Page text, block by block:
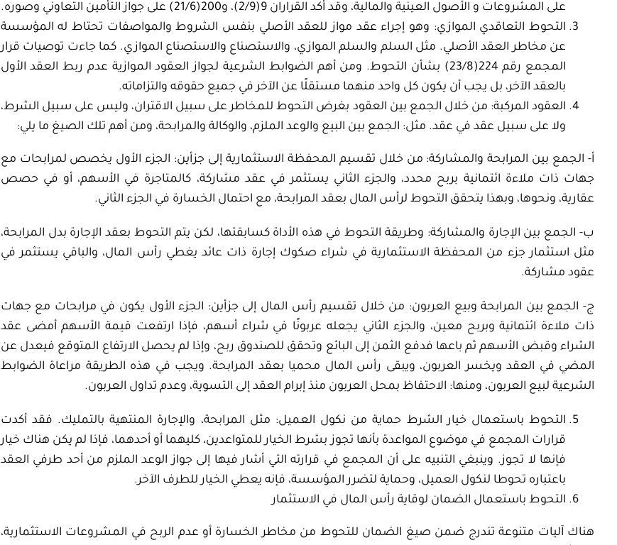
على المشروعات و الأصول العينية والمالية، وقد أكد القراران 9(2/9)، و200(21/6) على جواز التأمين التعاوني وصوره.
التحوط التعاقدي الموازي: وهو إجراء عقد مواز للعقد الأصلي بنفس الشروط والمواصفات تحتاط له المؤسسة
عن مخاطر العقد الأصلي. مثل السلم والسلم الموازي، والاستصناع والاستصناع الموازي. كما جاءت توصيات قرار
المجمع رقم 224(23/8) بشأن التحوط. ومن أهم الضوابط الشرعية لجواز العقود الموازية عدم ربط العقد الأول
بالعقد الآخر، بل يجب أن يكون كل واحد منهما مستقلًا عن الآخر في جميع حقوقه والتزاماته.
العقود المركبة: من خلال الجمع بين العقود بغرض التحوط للمخاطر على سبيل الاقتران، وليس على سبيل الشرط،
ولا على سبيل عقد في عقد. مثل: الجمع بين البيع والوعد الملزم، والوكالة والمرابحة، ومن أهم تلك الصيغ ما يلي:
أ- الجمع بين المرابحة والمشاركة: من خلال تقسيم المحفظة الاستثمارية إلى جزأين: الجزء الأول يخصص لمرابحات مع
جهات ذات ملاءة ائتمانية بربح محدد، والجزء الثاني يستثمر في عقد مشاركة، كالمتاجرة في الأسهم، أو في حصص
عقارية، ونحوها، وبهذا يتحقق التحوط لرأس المال بعقد المرابحة، مع احتمال الخسارة في الجزء الثاني.
ب- الجمع بين الإجارة والمشاركة: وطريقة التحوط في هذه الأداة كسابقتها، لكن يتم التحوط بعقد الإجارة بدل المرابحة،
مثل استثمار جزء من المحفظة الاستثمارية في شراء صكوك إجارة ذات عائد يغطي رأس المال، والباقي يستثمر في
عقود مشاركة.
ج- الجمع بين المرابحة وبيع العربون: من خلال تقسيم رأس المال إلى جزأين: الجزء الأول يكون في مرابحات مع جهات
ذات ملاءة ائتمانية وبربح معين، والجزء الثاني يجعله عربونًا في شراء أسهم، فإذا ارتفعت قيمة الأسهم أمضى عقد
الشراء وقبض الأسهم ثم باعها فدفع الثمن إلى البائع وتحقق للصندوق ربح، وإذا لم يحصل الارتفاع المتوقع فيعدل عن
المضي في العقد ويخسر العربون، ويبقى رأس المال محميا بعقد المرابحة. ويجب في هذه الطريقة مراعاة الضوابط
الشرعية لبيع العربون، ومنها: الاحتفاظ بمحل العربون منذ إبرام العقد إلى التسوية، وعدم تداول العربون.
التحوط باستعمال خيار الشرط حماية من نكول العميل: مثل المرابحة، والإجارة المنتهية بالتمليك. فقد أكدت
قرارات المجمع في موضوع المواعدة بأنها تجوز بشرط الخيار للمتواعدين، كليهما أو أحدهما، فإذا لم يكن هناك خيار
فإنها لا تجوز. وينبغي التنبيه على أن المجمع في قرارته التي أشار فيها إلى جواز الوعد الملزم من أحد طرفي العقد
باعتباره تحوطا لنكول العميل، وحماية لتضرر المؤسسة، فإنه يعطي الخيار للطرف الآخر.
التحوط باستعمال الضمان لوقاية رأس المال في الاستثمار
هناك آليات متنوعة تندرج ضمن صيغ الضمان للتحوط من مخاطر الخسارة أو عدم الربح في المشروعات الاستثمارية،